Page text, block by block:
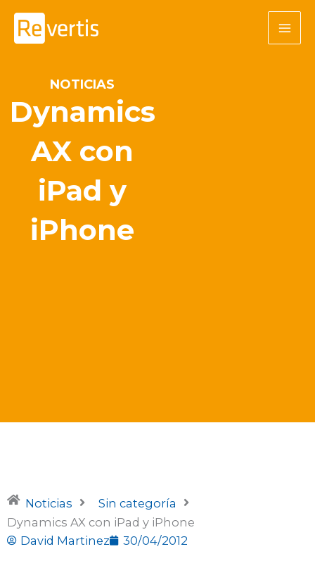
contenido
NOTICIAS
Dynamics
AX con
iPad y
iPhone
Noticias
Sin categoría
Dynamics AX con iPad y iPhone
David Martinez
30/04/2012